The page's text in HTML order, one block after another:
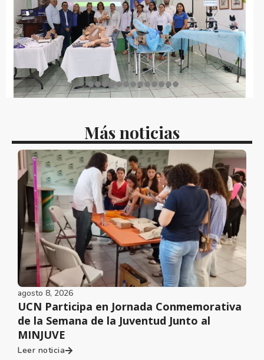
Más noticias
agosto 8, 2026
UCN Participa en Jornada Conmemorativa
de la Semana de la Juventud Junto al
MINJUVE
Leer noticia